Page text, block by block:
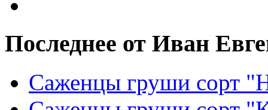
Последнее от Иван
Саженцы груши сорт